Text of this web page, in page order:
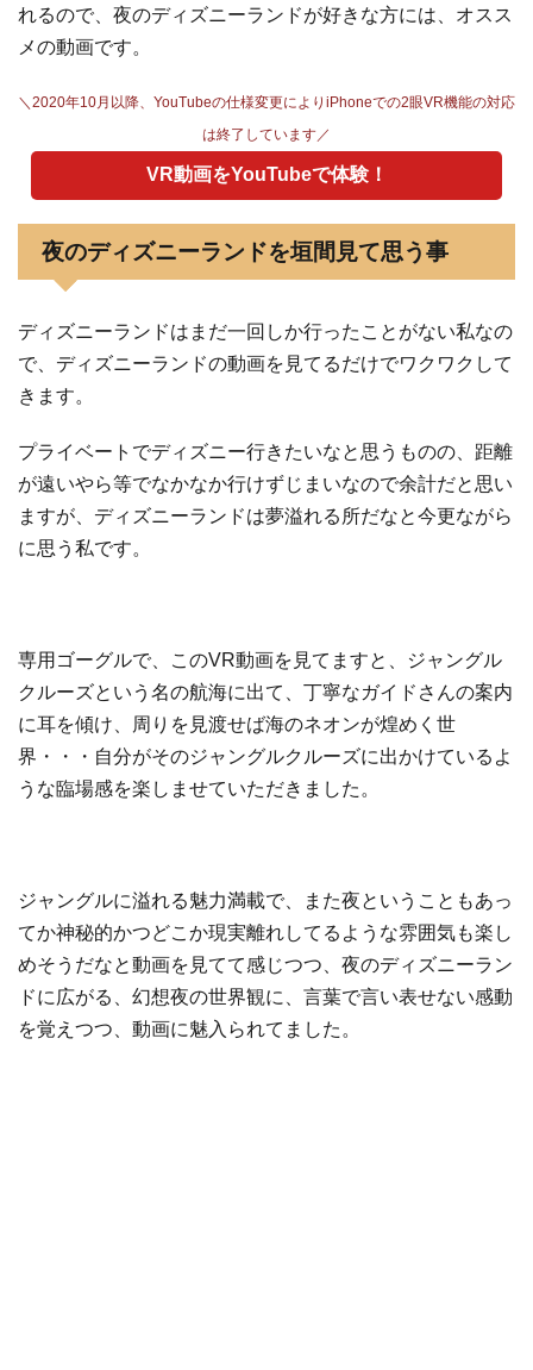
れるので、夜のディズニーランドが好きな方には、オスス
メの動画です。
＼2020年10月以降、YouTubeの仕様変更によりiPhoneでの2眼VR機能の対応
は終了しています／
VR動画をYouTubeで体験！
夜のディズニーランドを垣間見て思う事
ディズニーランドはまだ一回しか行ったことがない私なの
で、ディズニーランドの動画を見てるだけでワクワクして
きます。
プライベートでディズニー行きたいなと思うものの、距離
が遠いやら等でなかなか行けずじまいなので余計だと思い
ますが、ディズニーランドは夢溢れる所だなと今更ながら
に思う私です。
専用ゴーグルで、このVR動画を見てますと、ジャングル
クルーズという名の航海に出て、丁寧なガイドさんの案内
に耳を傾け、周りを見渡せば海のネオンが煌めく世
界・・・自分がそのジャングルクルーズに出かけているよ
うな臨場感を楽しませていただきました。
ジャングルに溢れる魅力満載で、また夜ということもあっ
てか神秘的かつどこか現実離れしてるような雰囲気も楽し
めそうだなと動画を見てて感じつつ、夜のディズニーラン
ドに広がる、幻想夜の世界観に、言葉で言い表せない感動
を覚えつつ、動画に魅入られてました。